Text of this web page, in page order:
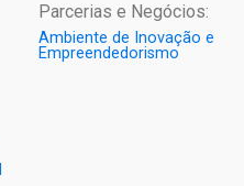
Parcerias e Negócios:
Ambiente de Inovação e
Empreendedorismo